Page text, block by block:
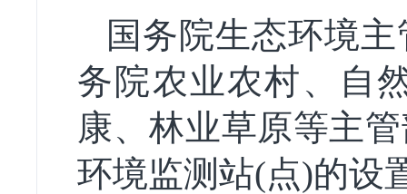
国务院生态环境
务院农业农村、自
康、林业草原等主
环境监测站(点)的设